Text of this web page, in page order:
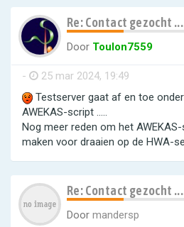
Re: Contact gezocht
Door Toulon7559
- 25 mar 2024, 19:49
Testserver gaat af en toe
AWEKAS-script .....
Nog meer reden om het
maken voor draaien op de HWA-
Re: Contact gezocht
Door mandersp